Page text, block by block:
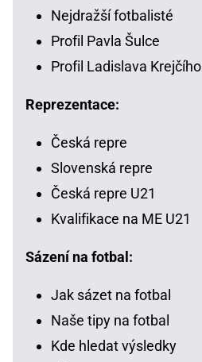
Nejdražší fotbalisté
Profil Pavla Šulce
Profil Ladislava Krejčího
Reprezentace:
Česká repre
Slovenská repre
Česká repre U21
Kvalifikace na ME U21
Sázení na fotbal:
Jak sázet na fotbal
Naše tipy na fotbal
Kde hledat výsledky